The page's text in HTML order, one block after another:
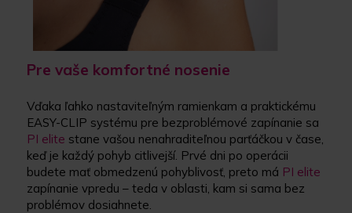
Pre vaše komfortné nosenie
Vďaka ľahko nastaviteľným ramienkam a praktickému
EASY-CLIP systému pre bezproblémové zapínanie sa
PI elite stane vašou nenahraditeľnou parťáčkou v čase,
keď je každý pohyb citlivejší. Prvé dni po operácii
budete mať obmedzenú pohyblivosť, preto má PI elite
zapínanie vpredu – teda v oblasti, kam si sama bez
problémov dosiahnete.